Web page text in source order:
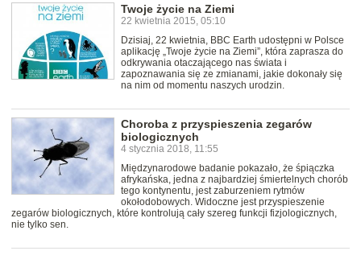
Twoje życie na Ziemi
22 kwietnia 2015, 05:10
Dzisiaj, 22 kwietnia, BBC Earth udostępni w Polsce
aplikację „Twoje życie na Ziemi”, która zaprasza do
odkrywania otaczającego nas świata i
zapoznawania się ze zmianami, jakie dokonały się
na nim od momentu naszych urodzin.
Choroba z przyspieszenia zegarów
biologicznych
4 stycznia 2018, 11:55
Międzynarodowe badanie pokazało, że śpiączka
afrykańska, jedna z najbardziej śmiertelnych chorób
tego kontynentu, jest zaburzeniem rytmów
okołodobowych. Widoczne jest przyspieszenie
zegarów biologicznych, które kontrolują cały szereg funkcji fizjologicznych,
nie tylko sen.